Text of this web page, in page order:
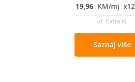
19,96 KM/mj x12
uz Extra XL
Saznaj više